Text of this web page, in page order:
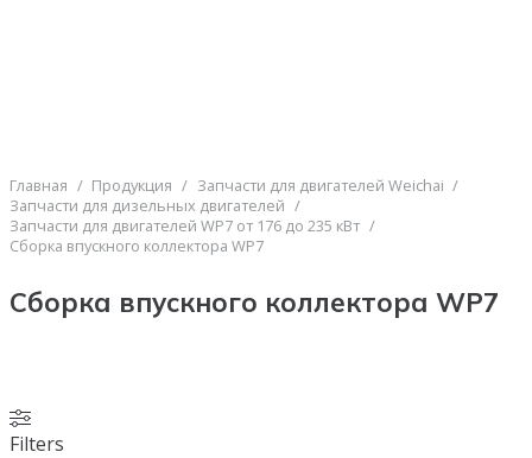
Главная / Продукция / Запчасти для двигателей Weichai /
Запчасти для дизельных двигателей /
Запчасти для двигателей WP7 от 176 до 235 кВт /
Сборка впускного коллектора WP7
Сборка впускного коллектора WP7
Filters